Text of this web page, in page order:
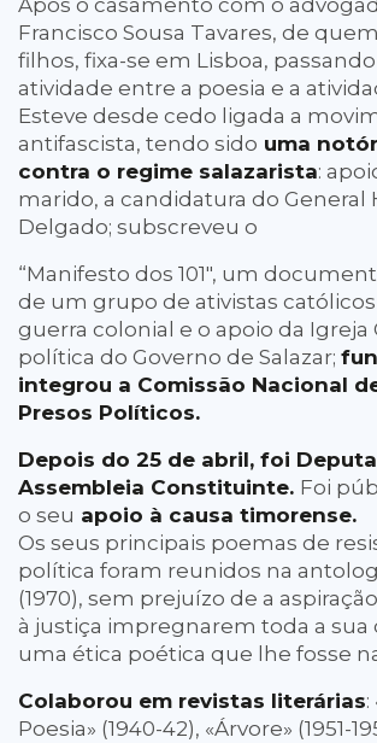
Após o casamento com o
Francisco Sousa Tavares, de
filhos, fixa-se em Lisboa,
atividade entre a poesia e a
Esteve desde cedo ligada a
antifascista, tendo sido uma
contra o regime salazarista:
marido, a candidatura do
Delgado; subscreveu o
“Manifesto dos 101″, um
de um grupo de ativistas
guerra colonial e o apoio da Igreja
política do Governo de Salazar;
integrou a Comissão Nacional
Presos Políticos.
Depois do 25 de abril, foi
Assembleia Constituinte. Foi
o seu apoio à causa timorense.
Os seus principais poemas de
política foram reunidos na
(1970), sem prejuízo de a
à justiça impregnarem toda a sua
uma ética poética que lhe fosse
Colaborou em revistas literárias
Poesia» (1940-42), «Árvore» (1951-